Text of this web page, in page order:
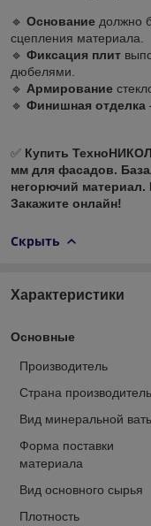
🔹 Основание должно
сцепления материала.
🔹 Фиксация плит
дюбелями.
🔹 Армирование
🔹 Финишная отделка
✅ Купить
мм для фасадов.
негорючий материал.
Закажите онлайн!
Скрыть
Характеристики
Основные
Производитель
Страна производитель
Вид минеральной
Форма поставки
материала
Вид основного сырья
Плотность